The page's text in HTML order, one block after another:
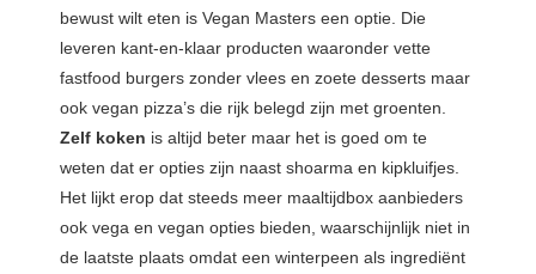
bewust wilt eten is Vegan Masters een optie. Die
leveren kant-en-klaar producten waaronder vette
fastfood burgers zonder vlees en zoete desserts maar
ook vegan pizza’s die rijk belegd zijn met groenten.
Zelf koken is altijd beter maar het is goed om te
weten dat er opties zijn naast shoarma en kipkluifjes.
Het lijkt erop dat steeds meer maaltijdbox aanbieders
ook vega en vegan opties bieden, waarschijnlijk niet in
de laatste plaats omdat een winterpeen als ingrediënt